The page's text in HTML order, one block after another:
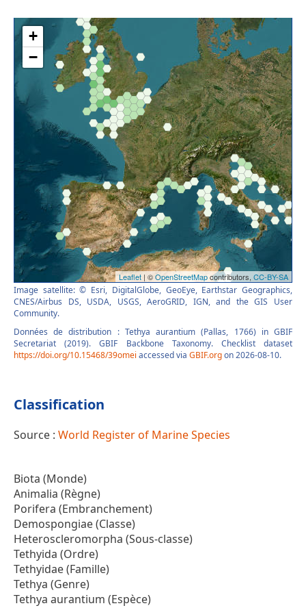
Image satellite: © Esri, DigitalGlobe, GeoEye, Earthstar Geographics,
CNES/Airbus DS, USDA, USGS, AeroGRID, IGN, and the GIS User
Community.
Données de distribution : Tethya aurantium (Pallas, 1766) in GBIF
Secretariat (2019). GBIF Backbone Taxonomy. Checklist dataset
https://doi.org/10.15468/39omei accessed via GBIF.orgon 2026-08-10.
Classification
Source : World Register of Marine Species
Biota (Monde)
Animalia (Règne)
Porifera (Embranchement)
Demospongiae (Classe)
Heteroscleromorpha (Sous-classe)
Tethyida (Ordre)
Tethyidae (Famille)
Tethya (Genre)
Tethya aurantium (Espèce)